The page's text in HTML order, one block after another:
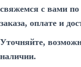
свяжемся с вами
заказа, оплате и
Уточняйте,
наличии.